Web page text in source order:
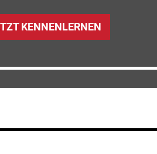
KENNENLERNEN